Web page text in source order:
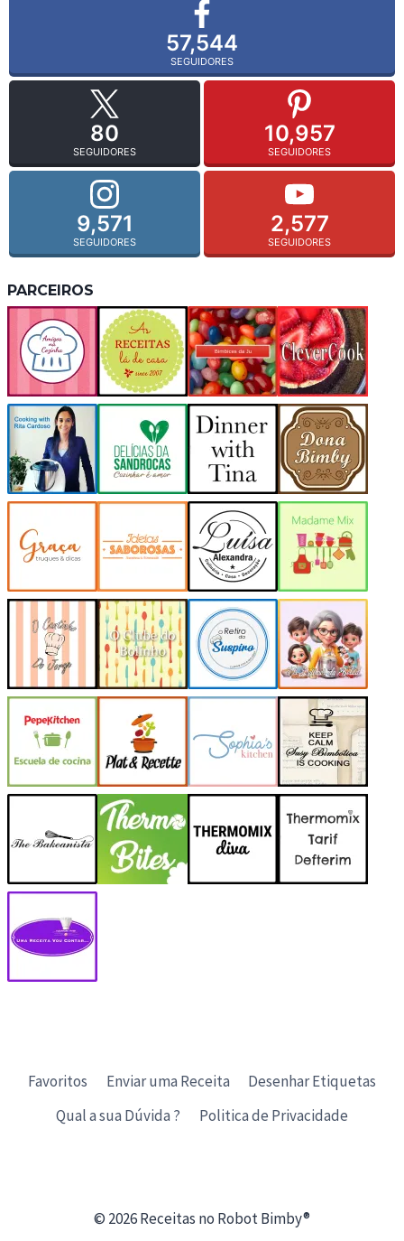
57,544
SEGUIDORES
80
SEGUIDORES
10,957
SEGUIDORES
9,571
SEGUIDORES
2,577
SEGUIDORES
PARCEIROS
Favoritos Enviar uma Receita
Desenhar Etiquetas
Qual a sua Dúvida ?
Politica de Privacidade
© 2026 Receitas no Robot Bimby®